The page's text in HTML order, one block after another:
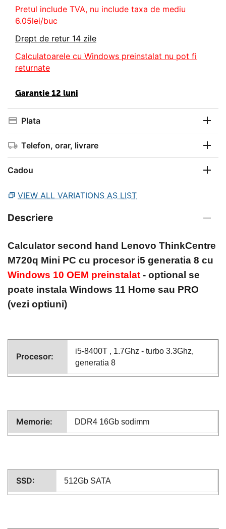
Pretul include TVA, nu include taxa de mediu
6.05lei/buc
Drept de retur 14 zile
Calculatoarele cu Windows preinstalat nu pot fi
returnate
Garantie 12 luni
Plata
Telefon, orar, livrare
Cadou
VIEW ALL VARIATIONS AS LIST
Descriere
Calculator second hand Lenovo ThinkCentre
M720q Mini PC cu procesor i5 generatia 8 cu
Windows 10 OEM preinstalat - optional se
poate instala Windows 11 Home sau PRO
(vezi optiuni)
Procesor:
i5-8400T , 1.7Ghz - turbo 3.3Ghz,
generatia 8
Memorie: DDR4 16Gb sodimm
SSD: 512Gb SATA